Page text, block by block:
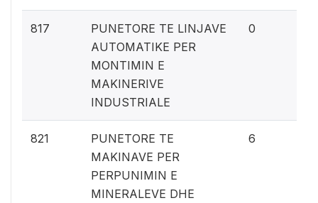
817
PUNETORE TE LINJAVE
AUTOMATIKE PER
MONTIMIN E
MAKINERIVE
INDUSTRIALE
0
821
PUNETORE TE
MAKINAVE PER
PERPUNIMIN E
MINERALEVE DHE
6